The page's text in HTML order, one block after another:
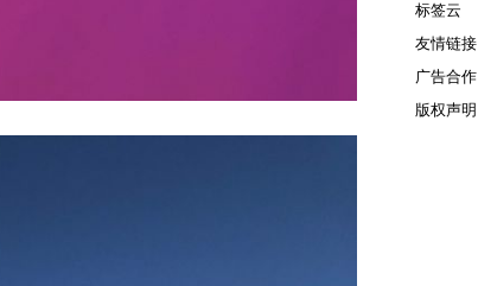
标签云
友情链接
广告合作
版权声明